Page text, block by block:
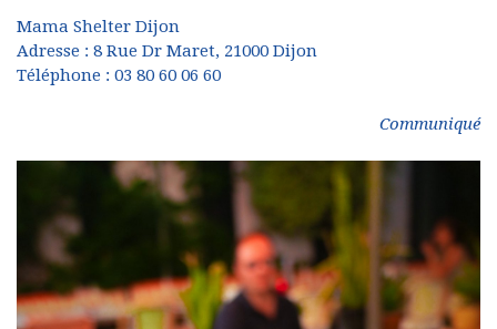
Mama Shelter Dijon
Adresse : 8 Rue Dr Maret, 21000 Dijon
Téléphone : 03 80 60 06 60
Communiqué